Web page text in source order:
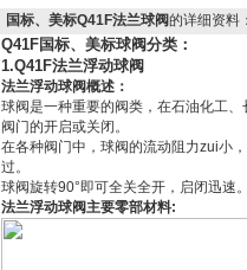
国标、美标Q41F法兰球阀的详细资料
Q41F国标、美标球阀分类：
1.Q41F法兰浮动球阀
法兰浮动球阀概述：
球阀是一种重要的阀类，在石油化工
阀门的开启或关闭。
在各种阀门中，球阀的流动阻力zui小
过。
球阀旋转90°即可全关全开，启闭迅速
法兰浮动球阀主要零部材料: